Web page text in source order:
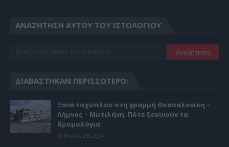
ΑΝΑΖΉΤΗΣΗ ΑΥΤΟΎ ΤΟΥ ΙΣΤΟΛΟΓΊΟΥ
ΔΙΑΒΆΣΤΗΚΑΝ ΠΕΡΙΣΣΌΤΕΡΟ:
Ξανά ταχύπλοο στη γραμμή Θεσσαλονίκη –
Λήμνος – Μυτιλήνη. Πότε ξεκινούν τα
δρομολόγια
Μαΐου 26, 2024